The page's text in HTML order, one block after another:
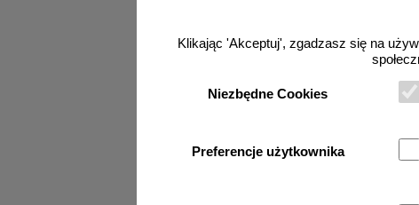
Klikając 'Akceptuj', zgadzasz się na
Niezbędne Cookies
Preferencje użytkownika
od